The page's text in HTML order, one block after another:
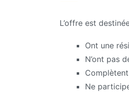
L’offre est
Ont une
N’ont pas
Ne